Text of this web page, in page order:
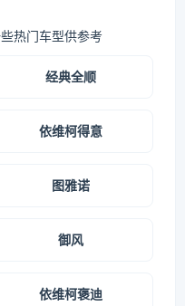
热门车型供参考
经典全顺
依维柯得意
图雅诺
御风
依维柯褒迪